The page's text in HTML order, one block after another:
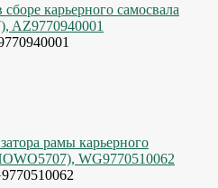
карьерного самосвала
AZ9770940001
рамы карьерного
WG9770510062